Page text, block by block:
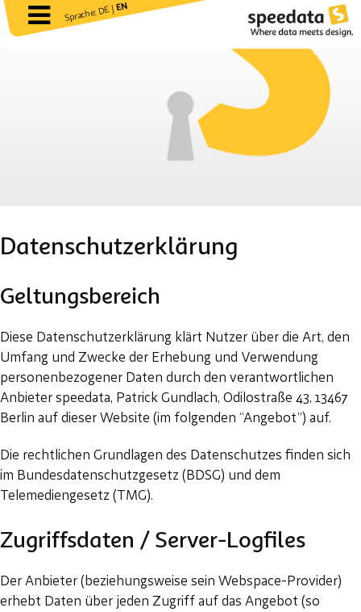
Sprache: DE |EN
Datenschutzerklärung
Geltungsbereich
Diese Datenschutzerklärung klärt Nutzer über die Art, den
Umfang und Zwecke der Erhebung und Verwendung
personenbezogener Daten durch den verantwortlichen
Anbieter speedata, Patrick Gundlach, Odilostraße 43, 13467
Berlin auf dieser Website (im folgenden “Angebot”) auf.
Die rechtlichen Grundlagen des Datenschutzes finden sich
im Bundesdatenschutzgesetz (BDSG) und dem
Telemediengesetz (TMG).
Zugriffsdaten / Server-Logfiles
Der Anbieter (beziehungsweise sein Webspace-Provider)
erhebt Daten über jeden Zugriff auf das Angebot (so